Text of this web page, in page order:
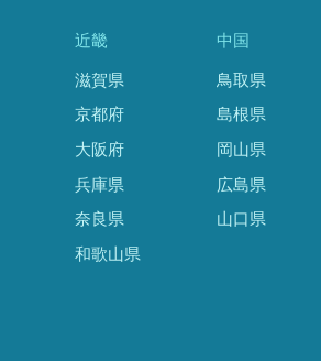
近畿
滋賀県
京都府
大阪府
兵庫県
奈良県
和歌山県
中国
鳥取県
島根県
岡山県
広島県
山口県